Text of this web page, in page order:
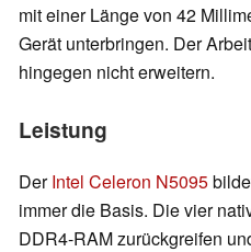
mit einer Länge von 42
Gerät unterbringen. Der
hingegen nicht erweitern.
Leistung
DerIntel Celeron N5095
immer die Basis. Die vier
DDR4-RAM zurückgreifen